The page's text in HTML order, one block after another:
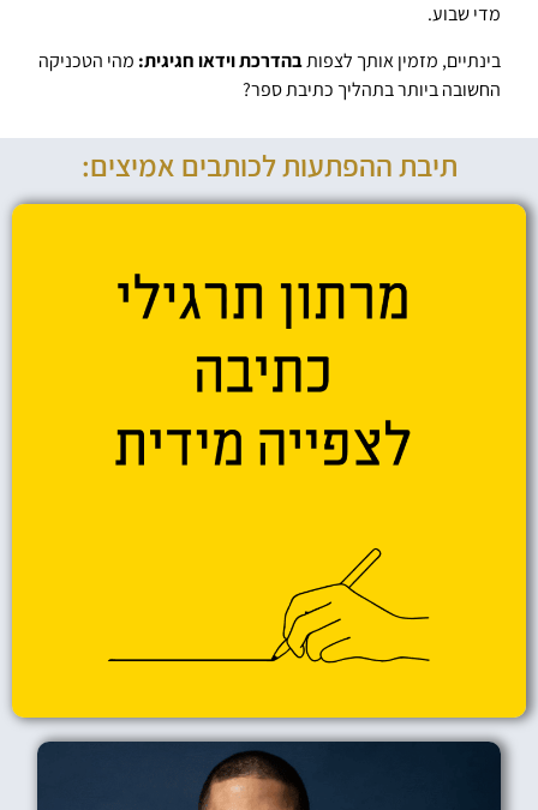
מדי שבוע.
בינתיים, מזמין אותך לצפותבהדרכת וידאו חגיגית: מהי הטכניקה
החשובה ביותר בתהליך כתיבת ספר?
תיבת ההפתעות לכותבים אמיצים: